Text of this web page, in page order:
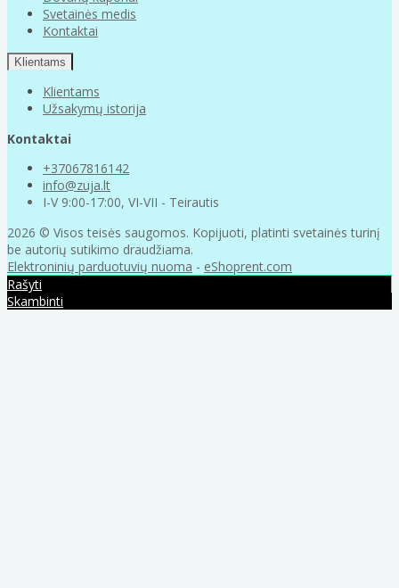
Svetainės medis
Kontaktai
Klientams
Klientams
Užsakymų istorija
Kontaktai
+37067816142
info@zuja.lt
I-V 9:00-17:00, VI-VII - Teirautis
2026 © Visos teisės saugomos. Kopijuoti, platinti svetainės turinį
be autorių sutikimo draudžiama.
Elektroninių parduotuvių nuoma - eShoprent.com
Rašyti
Skambinti